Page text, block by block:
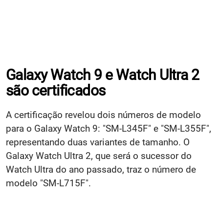
Galaxy Watch 9 e Watch Ultra 2
são certificados
A certificação revelou dois números de modelo
para o Galaxy Watch 9: "SM-L345F" e "SM-L355F",
representando duas variantes de tamanho. O
Galaxy Watch Ultra 2, que será o sucessor do
Watch Ultra do ano passado, traz o número de
modelo "SM-L715F".